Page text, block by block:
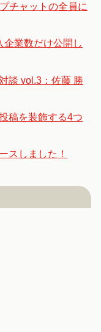
チャットの全員に
企業数だけ公開し
談 vol.3：佐藤 勝
稿を装飾する4つ
スしました！